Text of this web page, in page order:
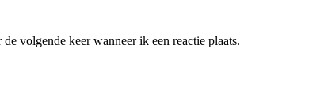
volgende keer wanneer ik een reactie plaats.